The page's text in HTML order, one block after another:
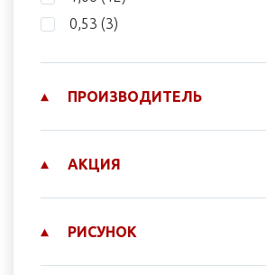
0,53 (3)
ПРОИЗВОДИТЕЛЬ
АКЦИЯ
РИСУНОК